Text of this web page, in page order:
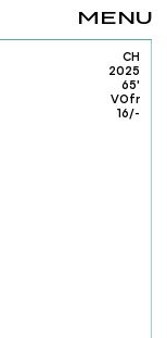
MENU
CH
2025
65'
VOfr
16/-